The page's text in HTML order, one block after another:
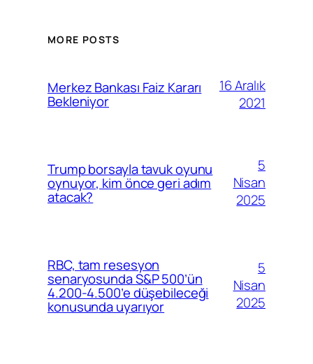
MORE POSTS
Merkez Bankası Faiz Kararı
Bekleniyor
16 Aralık
2021
Trump borsayla tavuk oyunu
oynuyor, kim önce geri adım
atacak?
5
Nisan
2025
RBC, tam resesyon
senaryosunda S&P 500’ün
4.200-4.500’e düşebileceği
konusunda uyarıyor
5
Nisan
2025